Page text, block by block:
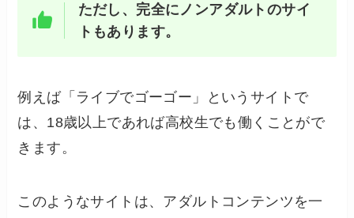
ただし、完全にノンアダルトのサイ
トもあります。
例えば「ライブでゴーゴー」というサイトで
は、18歳以上であれば高校生でも働くことがで
きます。
このようなサイトは、アダルトコンテンツを一